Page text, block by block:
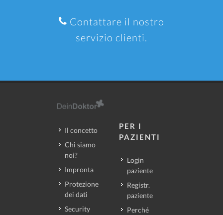
Contattare il nostro
servizio clienti.
Il concetto
Chi siamo
noi?
Impronta
Protezione
dei dati
Security
PER I
PAZIENTI
Login
paziente
Registr.
paziente
Perché